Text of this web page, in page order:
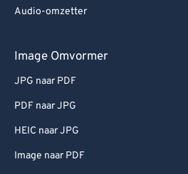
Audio-omzetter
Image Omvormer
JPG naar PDF
PDF naar JPG
HEIC naar JPG
Image naar PDF